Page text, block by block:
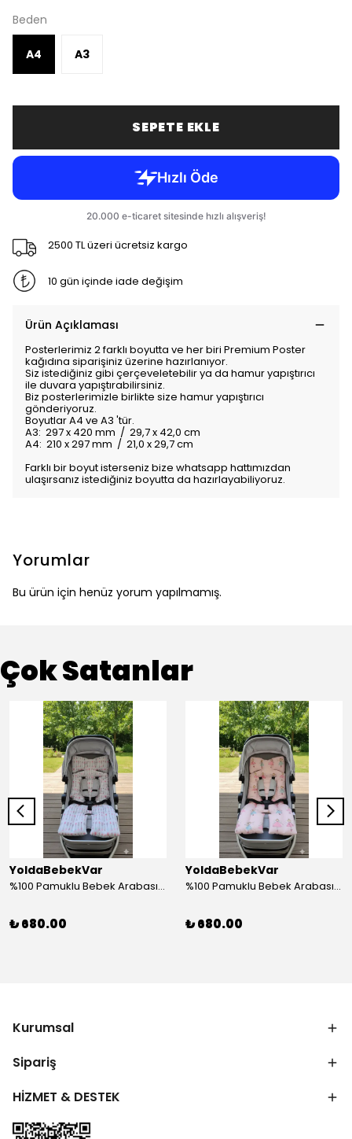
Beden
A4 A3
SEPETE EKLE
2500 TL üzeri ücretsiz kargo
10 gün içinde iade değişim
Ürün Açıklaması
Posterlerimiz 2 farklı boyutta ve her biri Premium Poster
kağıdına siparişiniz üzerine hazırlanıyor.
Siz istediğiniz gibi çerçeveletebilir ya da hamur yapıştırıcı
ile duvara yapıştırabilirsiniz.
Biz posterlerimizle birlikte size hamur yapıştırıcı
gönderiyoruz.
Boyutlar A4 ve A3 'tür.
A3: 297 x 420 mm / 29,7 x 42,0 cm
A4: 210 x 297 mm / 21,0 x 29,7 cm
Farklı bir boyut isterseniz bize whatsapp hattımızdan
ulaşırsanız istediğiniz boyutta da hazırlayabiliyoruz.
Yorumlar
Bu ürün için henüz yorum yapılmamış.
Çok Satanlar
YoldaBebekVar
%100 Pamuklu Bebek Arabası Minderi – Bebeğiniz İçin Rahat, Yumuşak ve Şık Dokunuş
₺ 680.00
YoldaBebekVar
%100 Pamuklu Bebek Arabası Minderi – Bebeğiniz İçin Rahat, Yumuşak ve Şık Dokunuş
₺ 680.00
Kurumsal
Sipariş
HİZMET & DESTEK